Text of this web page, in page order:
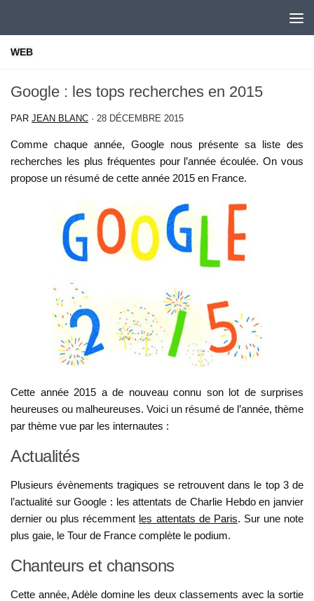
WEB
Google : les tops recherches en 2015
PAR JEAN BLANC · 28 DÉCEMBRE 2015
Comme chaque année, Google nous présente sa liste des
recherches les plus fréquentes pour l’année écoulée. On vous
propose un résumé de cette année 2015 en France.
Cette année 2015 a de nouveau connu son lot de surprises
heureuses ou malheureuses. Voici un résumé de l’année, thème
par thème vue par les internautes :
Actualités
Plusieurs évènements tragiques se retrouvent dans le top 3 de
l’actualité sur Google : les attentats de Charlie Hebdo en janvier
dernier ou plus récemment les attentats de Paris. Sur une note
plus gaie, le Tour de France complète le podium.
Chanteurs et chansons
Cette année, Adèle domine les deux classements avec la sortie